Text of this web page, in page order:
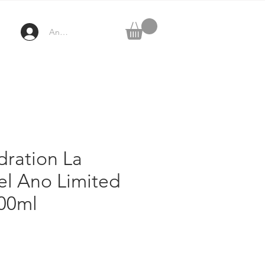
Anmelden
La
Ano Limited